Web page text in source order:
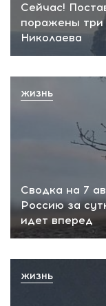
Сейчас!
поражены три
Николаева
Сводка на 7
Россию за
идет вперед
ЖИЗНЬ
ЖИЗНЬ